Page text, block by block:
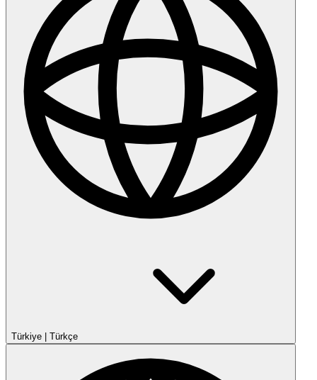
Türkiye Türkçe